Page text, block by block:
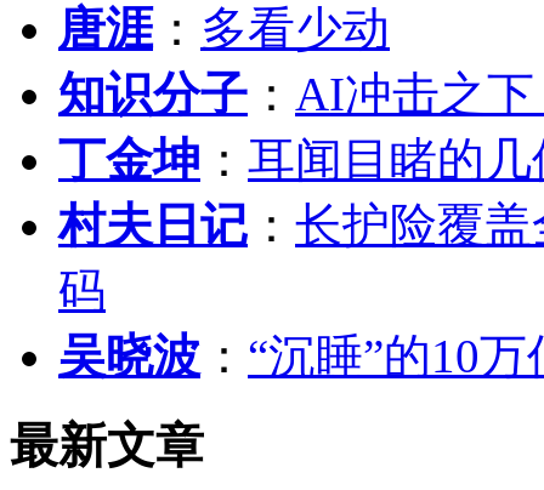
唐涯： 多看少动
知识分子 ： AI冲击之
丁金坤 ： 耳闻目睹的
村夫日记 ： 长护险覆
码
吴晓波 ： “沉睡”的10
最新文章